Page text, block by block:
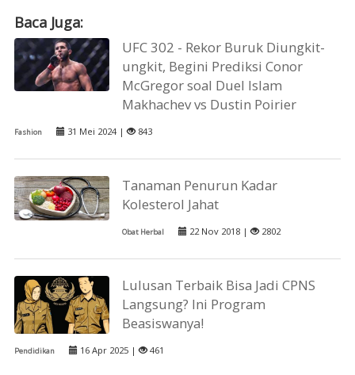
Baca Juga:
UFC 302 - Rekor Buruk Diungkit-
ungkit, Begini Prediksi Conor
McGregor soal Duel Islam
Makhachev vs Dustin Poirier
Fashion 31 Mei 2024 | 843
Tanaman Penurun Kadar
Kolesterol Jahat
Obat Herbal 22 Nov 2018 | 2802
Lulusan Terbaik Bisa Jadi CPNS
Langsung? Ini Program
Beasiswanya!
Pendidikan 16 Apr 2025 | 461